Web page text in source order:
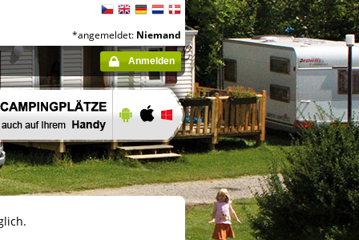
*angemeldet: Niemand
Anmelden